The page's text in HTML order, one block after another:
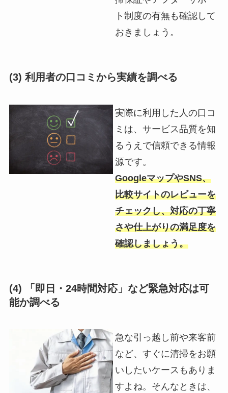
ト制度の有無も確認して
おきましょう。
(3) 利用者の口コミから実績を調べる
実際に利用した人の口コ
ミは、サービス品質を知
るうえで信頼できる情報
源です。
GoogleマップやSNS、
比較サイトのレビューを
チェックし、対応の丁寧
さや仕上がりの満足度を
確認しましょう。
(4) 「即日・24時間対応」など緊急対応は可
能か調べる
急な引っ越し前や来客前
など、すぐに清掃をお願
いしたいケースもありま
すよね。そんなときは、